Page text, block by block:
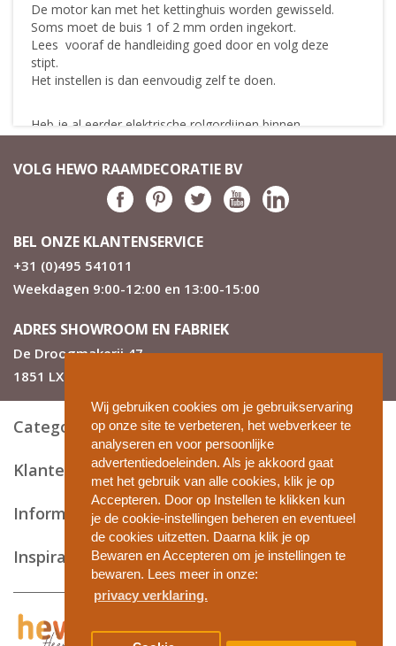
Wij gebruiken cookies om je gebruikservaring
op onze site te verbeteren, het webverkeer te
analyseren en voor persoonlijke
advertentiedoeleinden. Als je akkoord gaat
met het gebruik van alle cookies, klik je op
Accepteren. Door op Instellen te klikken kun
je de cookie-instellingen beheren en eventueel
de cookies uitzetten. Daarna klik je op
Bewaren en Accepteren om je instellingen te
bewaren. Lees meer in onze:
privacy verklaring.
De motor kan met het kettinghuis worden gewisseld.
Soms moet de buis 1 of 2 mm orden ingekort.
Lees vooraf de handleiding goed door en volg deze
stipt.
Het instellen is dan eenvoudig zelf te doen.
Heb je al eerder elektrische rolgordijnen binnen
Dan ontvangt je een nieuw type motor die niet werkt op
je oude afstandsbediening. In dat geval is motor Motor
Bi-5 inclusief handzender de juiste keuze voor u. U
ontvangt dan ook een handzender voor uw nieuwe
en afstellen.
kies eerst deze motor. ( motor 5)
Voor de overige kies de losse motor. ( motor 2 of motor
6 als deze op 230v moet zijn )
VOLG HEWO RAAMDECORATIE BV
BEL ONZE KLANTENSERVICE
+31 (0)495 541011
Weekdagen 9:00-12:00 en 13:00-15:00
ADRES SHOWROOM EN FABRIEK
De Droogmakerij 47
1851 LX Heiloo
Categorieën
Klantenservice
Informatie en tips
Inspiratie
Privacy en cookies